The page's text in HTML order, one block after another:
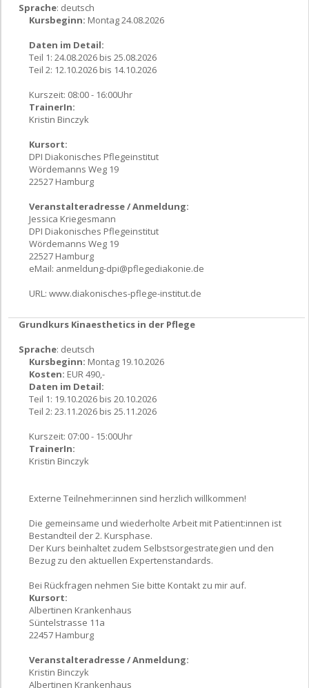
Sprache: deutsch
Kursbeginn: Montag 24.08.2026
Daten im Detail:
Teil 1: 24.08.2026 bis 25.08.2026
Teil 2: 12.10.2026 bis 14.10.2026
Kurszeit: 08:00 - 16:00Uhr
TrainerIn:
Kristin Binczyk
Kursort:
DPI Diakonisches Pflegeinstitut
Wördemanns Weg 19
22527 Hamburg
Veranstalteradresse / Anmeldung:
Jessica Kriegesmann
DPI Diakonisches Pflegeinstitut
Wördemanns Weg 19
22527 Hamburg
eMail: anmeldung-dpi@pflegediakonie.de
URL: www.diakonisches-pflege-institut.de
Grundkurs Kinaesthetics in der Pflege
Sprache: deutsch
Kursbeginn: Montag 19.10.2026
Kosten: EUR 490,-
Daten im Detail:
Teil 1: 19.10.2026 bis 20.10.2026
Teil 2: 23.11.2026 bis 25.11.2026
Kurszeit: 07:00 - 15:00Uhr
TrainerIn:
Kristin Binczyk
Externe Teilnehmer:innen sind herzlich willkommen!
Die gemeinsame und wiederholte Arbeit mit Patient:innen ist
Bestandteil der 2. Kursphase.
Der Kurs beinhaltet zudem Selbstsorgestrategien und den
Bezug zu den aktuellen Expertenstandards.
Bei Rückfragen nehmen Sie bitte Kontakt zu mir auf.
Kursort:
Albertinen Krankenhaus
Süntelstrasse 11a
22457 Hamburg
Veranstalteradresse / Anmeldung:
Kristin Binczyk
Albertinen Krankenhaus